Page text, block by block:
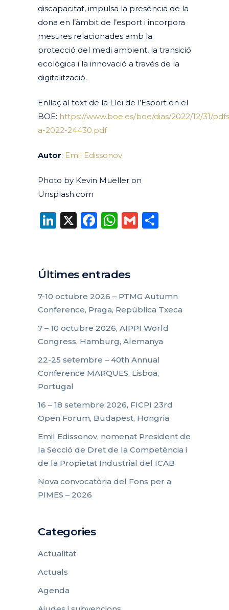
discapacitat, impulsa la presència de la
dona en l’àmbit de l’esport i incorpora
mesures relacionades amb la
protecció del medi ambient, la transició
ecològica i la innovació a través de la
digitalització.
Enllaç al text de la Llei de l’Esport en el
BOE: https://www.boe.es/boe/dias/2022/12/31/
a-2022-24430.pdf
Autor: Emil Edissonov
Photo by Kevin Mueller on
Unsplash.com
LinkedIn
X Facebook
WhatsApp
Gmail
Últimes entrades
7-10 octubre 2026 – PTMG Autumn
Conference, Praga, República Txeca
7 – 10 octubre 2026, AIPPI World
Congress, Hamburg, Alemanya
22-25 setembre – 40th Annual
Conference MARQUES, Lisboa,
Portugal
16 – 18 setembre 2026, FICPI 23rd
Open Forum, Budapest, Hongria
Emil Edissonov, nomenat President de
la Secció de Dret de la Competència i
de la Propietat Industrial del ICAB
Nova convocatòria del Fons per a
PIMES – 2026
Categories
Actualitat
Actuals
Agenda